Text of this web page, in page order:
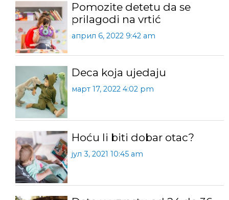
Pomozite detetu da se
prilagodi na vrtić
април 6, 2022 9:42 am
Deca koja ujedaju
март 17, 2022 4:02 pm
Hoću li biti dobar otac?
јул 3, 2021 10:45 am